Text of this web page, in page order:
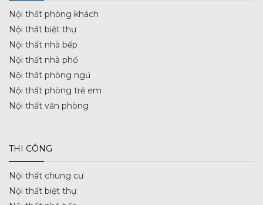
Nội thất phòng khách
Nội thất biệt thự
Nội thất nhà bếp
Nội thất nhà phố
Nội thất phòng ngủ
Nội thất phòng trẻ em
Nội thất văn phòng
THI CÔNG
Nội thất chung cư
Nội thất biệt thự